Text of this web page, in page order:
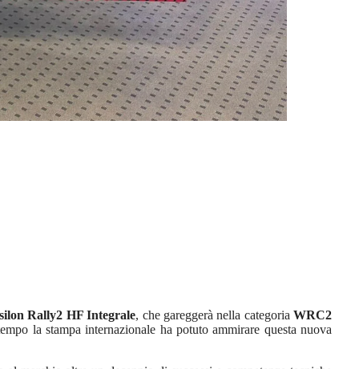
Rally2 HF Integrale, che gareggerà nella categoriaWRC2
la stampa internazionale ha potuto ammirare questa nuova